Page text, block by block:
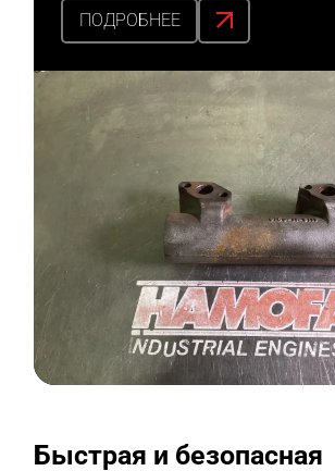
ПОДРОБНЕЕ
Быстрая и безопасная